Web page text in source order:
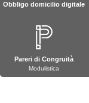
Obbligo domicilio digitale
Pareri di Congruità
Modulistica